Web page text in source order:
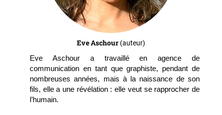
Eve Aschour (auteur)
Eve Aschour a travaillé en agence de
communication en tant que graphiste, pendant de
nombreuses années, mais à la naissance de son
fils, elle a une révélation : elle veut se rapprocher de
l’humain.